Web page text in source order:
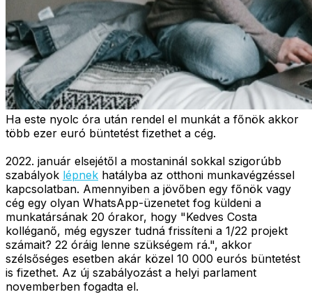
Ha este nyolc óra után rendel el munkát a főnök akkor
több ezer euró büntetést fizethet a cég.
2022. január elsejétől a mostaninál sokkal szigorúbb
szabályok lépnek hatályba az otthoni munkavégzéssel
kapcsolatban. Amennyiben a jövőben egy főnök vagy
cég egy olyan WhatsApp-üzenetet fog küldeni a
munkatársának 20 órakor, hogy "Kedves Costa
kolléganő, még egyszer tudná frissíteni a 1/22 projekt
számait? 22 óráig lenne szükségem rá.", akkor
szélsőséges esetben akár közel 10 000 eurós büntetést
is fizethet. Az új szabályozást a helyi parlament
novemberben fogadta el.